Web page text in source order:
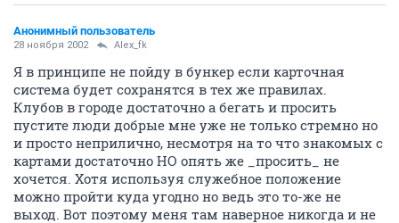
Анонимный пользователь
28 ноября 2002 Alex_fk
Я в принципе не пойду в бункер если карточная
система будет сохранятся в тех же правилах.
Клубов в городе достаточно а бегать и просить
пустите люди добрые мне уже не только стремно но
и просто неприлично, несмотря на то что знакомых с
картами достаточно НО опять же _просить_ не
хочется. Хотя используя служебное положение
можно пройти куда угодно но ведь это то-же не
выход. Вот поэтому меня там наверное никогда и не